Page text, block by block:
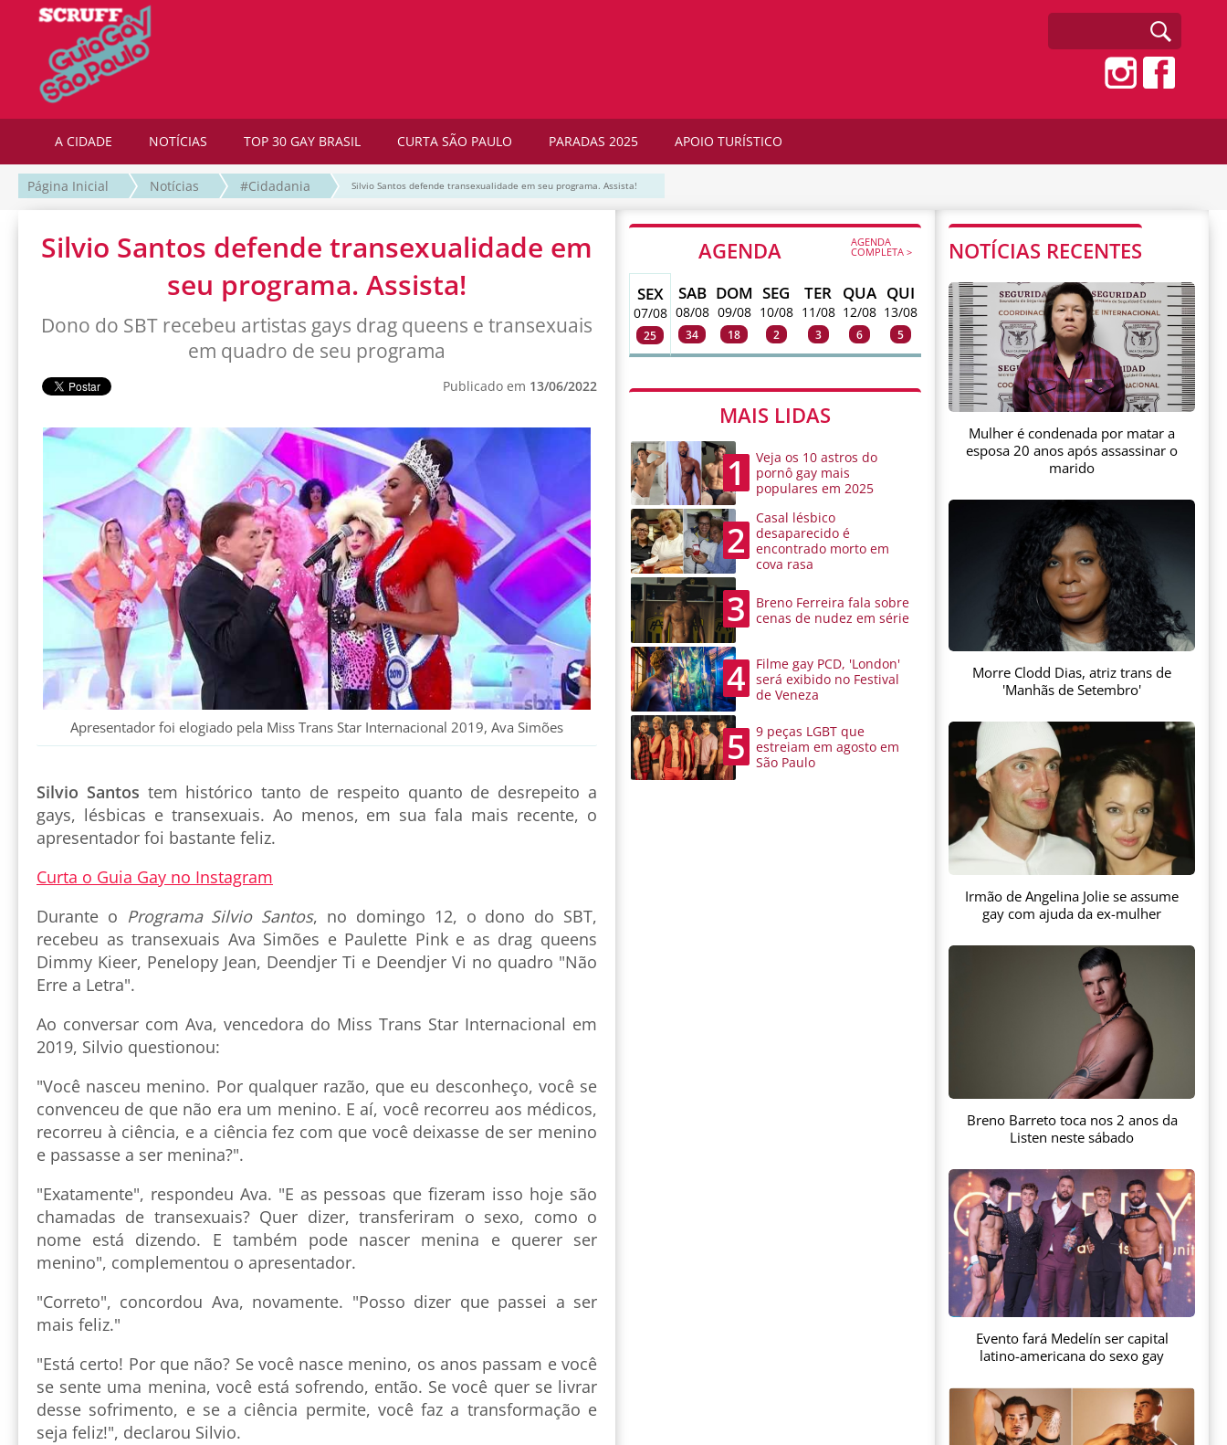
A CIDADE NOTÍCIAS TOP 30 GAY BRASIL CURTA SÃO PAULO PARADAS 2025 APOIO TURÍSTICO
Página Inicial Notícias #Cidadania Silvio Santos defende transexualidade em seu programa. Assista!
Silvio Santos defende transexualidade em
seu programa. Assista!
Dono do SBT recebeu artistas gays drag queens e transexuais
em quadro de seu programa
Publicado em 13/06/2022
Apresentador foi elogiado pela Miss Trans Star Internacional 2019, Ava Simões
Silvio Santos tem histórico tanto de respeito quanto de desrepeito a
gays, lésbicas e transexuais. Ao menos, em sua fala mais recente, o
apresentador foi bastante feliz.
Curta o Guia Gay no Instagram
Durante o Programa Silvio Santos, no domingo 12, o dono do SBT,
recebeu as transexuais Ava Simões e Paulette Pink e as drag queens
Dimmy Kieer, Penelopy Jean, Deendjer Ti e Deendjer Vi no quadro "Não
Erre a Letra".
Ao conversar com Ava, vencedora do Miss Trans Star Internacional em
2019, Silvio questionou:
"Você nasceu menino. Por qualquer razão, que eu desconheço, você se
convenceu de que não era um menino. E aí, você recorreu aos médicos,
recorreu à ciência, e a ciência fez com que você deixasse de ser menino
e passasse a ser menina?".
"Exatamente", respondeu Ava. "E as pessoas que fizeram isso hoje são
chamadas de transexuais? Quer dizer, transferiram o sexo, como o
nome está dizendo. E também pode nascer menina e querer ser
menino", complementou o apresentador.
"Correto", concordou Ava, novamente. "Posso dizer que passei a ser
mais feliz."
"Está certo! Por que não? Se você nasce menino, os anos passam e você
se sente uma menina, você está sofrendo, então. Se você quer se livrar
desse sofrimento, e se a ciência permite, você faz a transformação e
seja feliz!", declarou Silvio.
AGENDA AGENDA
COMPLETA >
SEX
07/08
25
SAB
08/08
34
DOM
09/08
18
SEG
10/08
2
TER
11/08
3
QUA
12/08
6
QUI
13/08
5
MAIS LIDAS
1
Veja os 10 astros do
pornô gay mais
populares em 2025
2
Casal lésbico
desaparecido é
encontrado morto em
cova rasa
3
Breno Ferreira fala sobre
cenas de nudez em série
4
Filme gay PCD, 'London'
será exibido no Festival
de Veneza
5
9 peças LGBT que
estreiam em agosto em
São Paulo
NOTÍCIAS RECENTES
Mulher é condenada por matar a
esposa 20 anos após assassinar o
marido
Morre Clodd Dias, atriz trans de
'Manhãs de Setembro'
Irmão de Angelina Jolie se assume
gay com ajuda da ex-mulher
Breno Barreto toca nos 2 anos da
Listen neste sábado
Evento fará Medelín ser capital
latino-americana do sexo gay